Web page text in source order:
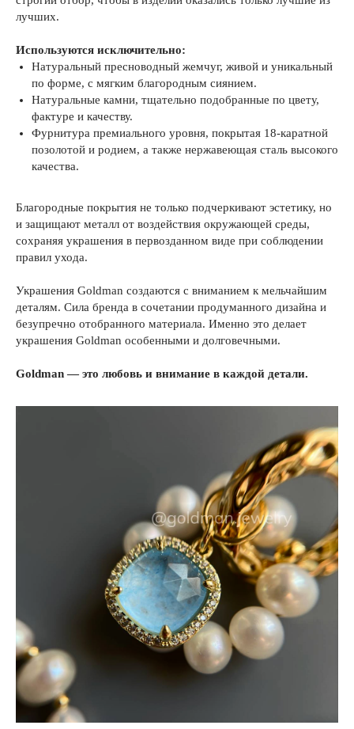
лучших.
Используются исключительно:
Натуральный пресноводный жемчуг, живой и уникальный
по форме, с мягким благородным сиянием.
Натуральные камни, тщательно подобранные по цвету,
фактуре и качеству.
Фурнитура премиального уровня, покрытая 18-каратной
позолотой и родием, а также нержавеющая сталь высокого
качества.
Благородные покрытия не только подчеркивают эстетику, но
и защищают металл от воздействия окружающей среды,
сохраняя украшения в первозданном виде при соблюдении
правил ухода.
Украшения Goldman создаются с вниманием к мельчайшим
деталям. Сила бренда в сочетании продуманного дизайна и
безупречно отобранного материала. Именно это делает
украшения Goldman особенными и долговечными.
Goldman — это любовь и внимание в каждой детали.